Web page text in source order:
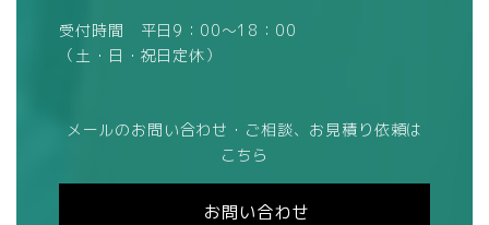
受付時間 平日9：00～18：00
（土・日・祝日定休）
メールのお問い合わせ・ご相談、お見積り依頼は
こちら
お問い合わせ